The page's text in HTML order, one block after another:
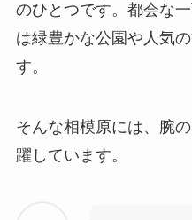
のひとつです。都会な
は緑豊かな公園や人気
す。
そんな相模原には、腕
躍しています。